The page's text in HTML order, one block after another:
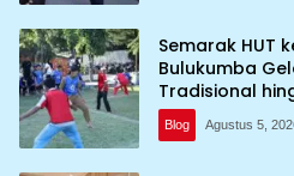
Semarak HUT
Bulukumba
Tradisional
Blog Agustus 5,